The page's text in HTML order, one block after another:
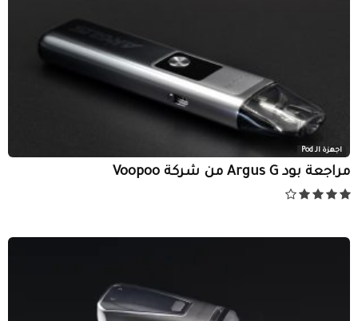
اجهزة الـ Pod
مراجعة بود Argus G من شركة Voopoo